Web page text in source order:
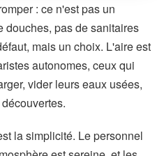
: ce n'est pas un
douches, pas de sanitaires
mais un choix. L'aire est
autonomes, ceux qui
vider leurs eaux usées,
la simplicité. Le personnel